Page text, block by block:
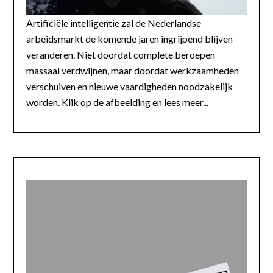
Artificiële intelligentie zal de Nederlandse
arbeidsmarkt de komende jaren ingrijpend blijven
veranderen. Niet doordat complete beroepen
massaal verdwijnen, maar doordat werkzaamheden
verschuiven en nieuwe vaardigheden noodzakelijk
worden. Klik op de afbeelding en lees meer...